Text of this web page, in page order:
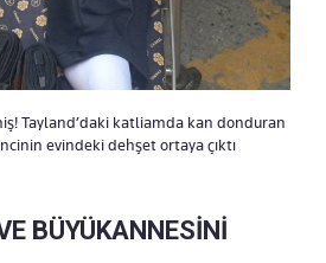
Tayland’daki katliamda kan donduran
evindeki dehşet ortaya çıktı
BÜYÜKANNESİNİ